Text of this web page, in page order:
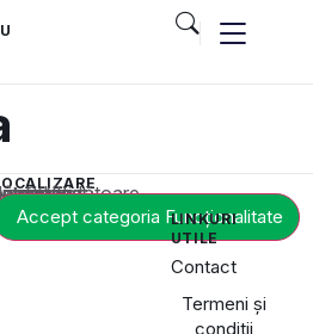
categoria corespunzătoare de cookie-uri.
Accept categoria Funcționalitate
LINKURI
UTILE
Contact
Termeni și
condiții